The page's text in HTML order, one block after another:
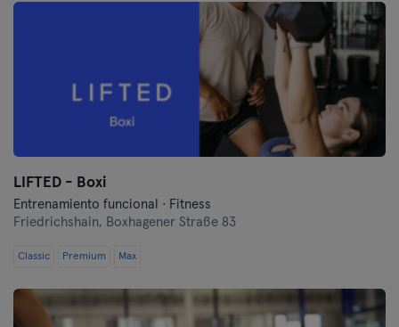
LIFTED - Boxi
Entrenamiento funcional · Fitness
Friedrichshain, Boxhagener Straße 83
Classic Premium Max